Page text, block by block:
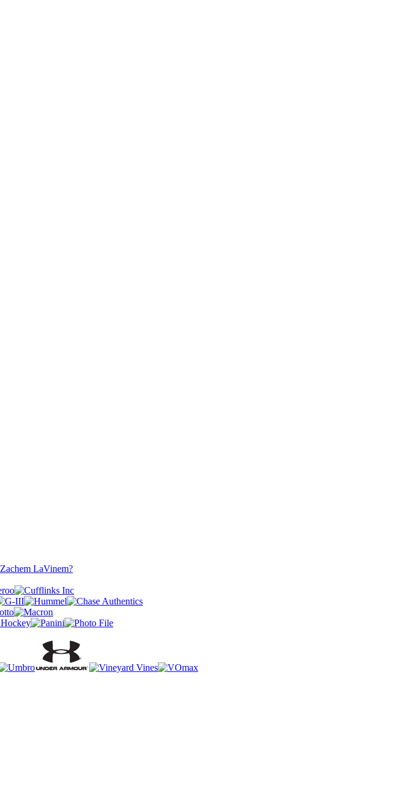
LaVinem?